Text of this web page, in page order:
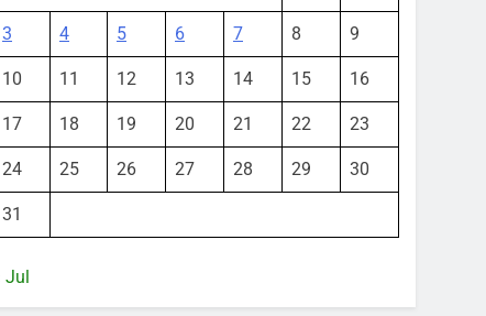
3 4 5 6 7 8 9
10 11 12 13 14 15 16
17 18 19 20 21 22 23
24 25 26 27 28 29 30
31
Jul